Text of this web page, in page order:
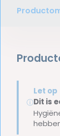
ⓘ
Let op
Dit is